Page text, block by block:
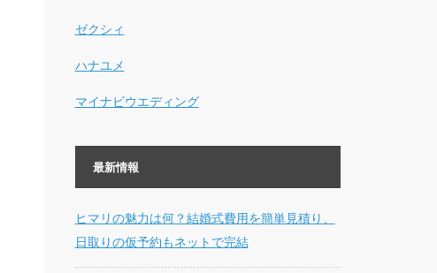
ゼクシィ
ハナユメ
マイナビウエディング
最新情報
ヒマリの魅力は何？結婚式費用を簡単見積り、
日取りの仮予約もネットで完結